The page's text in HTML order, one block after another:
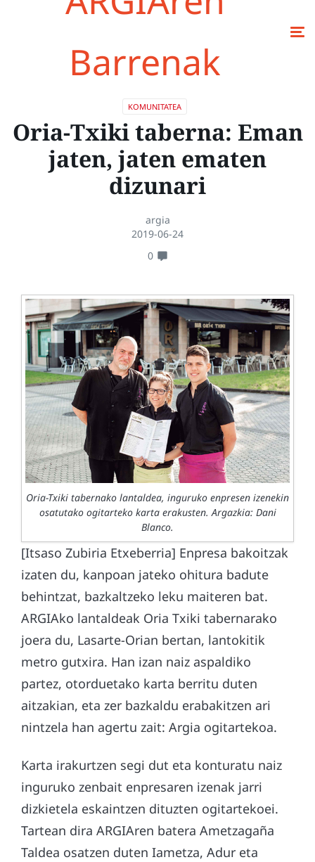
Barrenak
KOMUNITATEA
Oria-Txiki taberna: Eman
jaten, jaten ematen
dizunari
argia
2019-06-24
0
Oria-Txiki tabernako lantaldea, inguruko enpresen izenekin
osatutako ogitarteko karta erakusten. Argazkia: Dani
Blanco.
[Itsaso Zubiria Etxeberria] Enpresa bakoitzak
izaten du, kanpoan jateko ohitura badute
behintzat, bazkaltzeko leku maiteren bat.
ARGIAko lantaldeak Oria Txiki tabernarako
joera du, Lasarte-Orian bertan, lantokitik
metro gutxira. Han izan naiz aspaldiko
partez, otorduetako karta berritu duten
aitzakian, eta zer bazkaldu erabakitzen ari
nintzela han agertu zait: Argia ogitartekoa.
Karta irakurtzen segi dut eta konturatu naiz
inguruko zenbait enpresaren izenak jarri
dizkietela eskaintzen dituzten ogitartekoei.
Tartean dira ARGIAren batera Ametzagaña
Taldea osatzen duten Iametza, Adur eta